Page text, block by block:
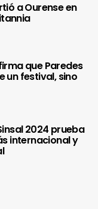
a Ourense en
que Paredes
un festival, sino
2024 prueba
internacional y